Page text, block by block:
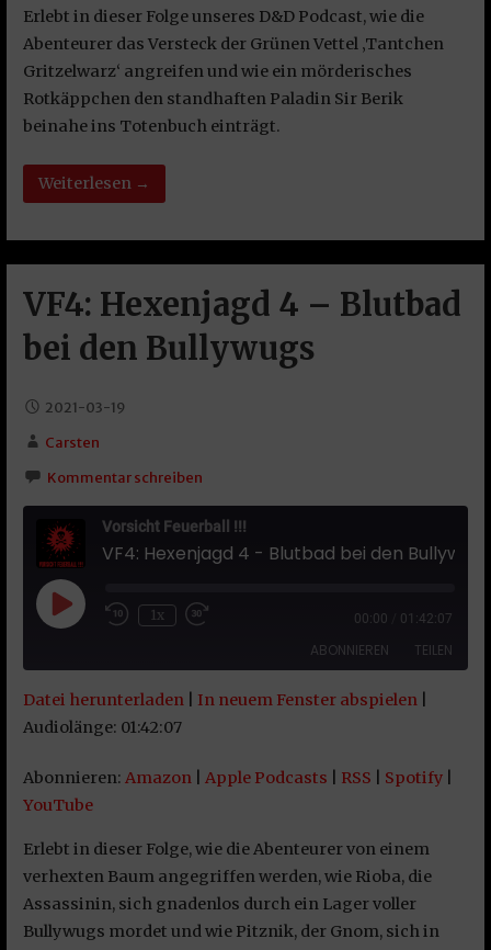
Erlebt in dieser Folge unseres D&D Podcast, wie die
Abenteurer das Versteck der Grünen Vettel ‚Tantchen
Gritzelwarz‘ angreifen und wie ein mörderisches
Rotkäppchen den standhaften Paladin Sir Berik
beinahe ins Totenbuch einträgt.
Weiterlesen →
VF4: Hexenjagd 4 – Blutbad
bei den Bullywugs
2021-03-19
Carsten
Kommentar schreiben
Vorsicht Feuerball !!!
Play Episode1x 00:00 01:42:07
ABONNIEREN TEILEN
Amazon
YouTube
TEILEN
EMBED
Datei herunterladen| In neuem Fenster abspielen|
Audiolänge: 01:42:07
Abonnieren: Amazon| Apple Podcasts RSS Spotify|
YouTube
Erlebt in dieser Folge, wie die Abenteurer von einem
verhexten Baum angegriffen werden, wie Rioba, die
Assassinin, sich gnadenlos durch ein Lager voller
Bullywugs mordet und wie Pitznik, der Gnom, sich in